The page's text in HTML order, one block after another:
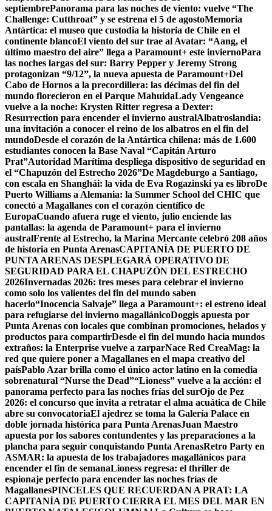
septiembrePanorama para las noches de viento: vuelve “The
Challenge: Cutthroat” y se estrena el 5 de agostoMemoria
Antártica: el museo que custodia la historia de Chile en el
continente blancoEl viento del sur trae al Avatar: “Aang, el
último maestro del aire” llega a Paramount+ este inviernoPara
las noches largas del sur: Barry Pepper y Jeremy Strong
protagonizan “9/12”, la nueva apuesta de Paramount+Del
Cabo de Hornos a la precordillera: las décimas del fin del
mundo florecieron en el Parque MahuidaLady Vengeance
vuelve a la noche: Krysten Ritter regresa a Dexter:
Resurrection para encender el invierno australAlbatroslandia:
una invitación a conocer el reino de los albatros en el fin del
mundoDesde el corazón de la Antártica chilena: más de 1.600
estudiantes conocen la Base Naval “Capitán Arturo
Prat”Autoridad Marítima despliega dispositivo de seguridad en
el “Chapuzón del Estrecho 2026”De Magdeburgo a Santiago,
con escala en Shanghái: la vida de Eva Rogazinski ya es libroDe
Puerto Williams a Alemania: la Summer School del CHIC que
conectó a Magallanes con el corazón científico de
EuropaCuando afuera ruge el viento, julio enciende las
pantallas: la agenda de Paramount+ para el invierno
australFrente al Estrecho, la Marina Mercante celebró 208 años
de historia en Punta ArenasCAPITANÍA DE PUERTO DE
PUNTA ARENAS DESPLEGARÁ OPERATIVO DE
SEGURIDAD PARA EL CHAPUZÓN DEL ESTRECHO
2026Invernadas 2026: tres meses para celebrar el invierno
como solo los valientes del fin del mundo saben
hacerlo“Inocencia Salvaje” llega a Paramount+: el estreno ideal
para refugiarse del invierno magallánicoDoggis apuesta por
Punta Arenas con locales que combinan promociones, helados y
productos para compartirDesde el fin del mundo hacia mundos
extraños: la Enterprise vuelve a zarparNace Red CreaMag: la
red que quiere poner a Magallanes en el mapa creativo del
paísPablo Azar brilla como el único actor latino en la comedia
sobrenatural “Nurse the Dead”“Lioness” vuelve a la acción: el
panorama perfecto para las noches frías del surOjo de Pez
2026: el concurso que invita a retratar el alma acuática de Chile
abre su convocatoriaEl ajedrez se toma la Galería Palace en
doble jornada histórica para Punta ArenasJuan Maestro
apuesta por los sabores contundentes y las preparaciones a la
plancha para seguir conquistando Punta ArenasRetro Party en
ASMAR: la apuesta de los trabajadores magallánicos para
encender el fin de semanaLioness regresa: el thriller de
espionaje perfecto para encender las noches frías de
MagallanesPINCELES QUE RECUERDAN A PRAT: LA
CAPITANÍA DE PUERTO CIERRA EL MES DEL MAR EN